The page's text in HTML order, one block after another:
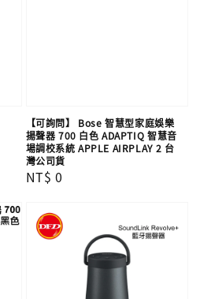
【可詢問】 Bose 智慧型家庭娛樂
揚聲器 700 白色 ADAPTIQ 智慧音
場調校系統 APPLE AIRPLAY 2 台
灣公司貨
Regular
NT$ 0